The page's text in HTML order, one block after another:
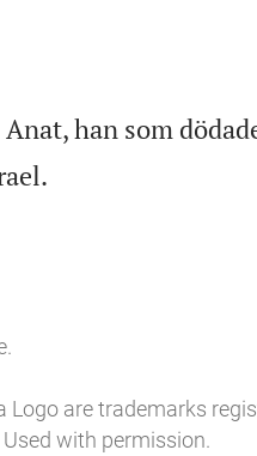
han som

Logo are trademarks
with permission.